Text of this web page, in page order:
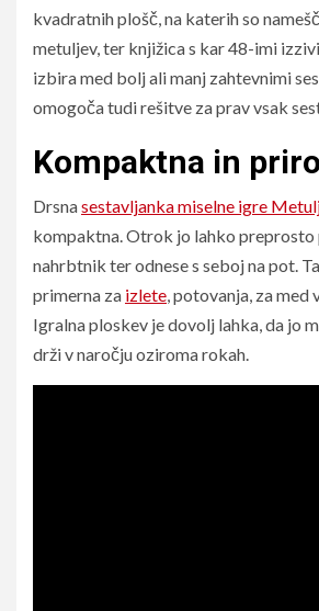
kvadratnih plošč, na katerih so
metuljev, ter knjižica s kar 48-imi
izbira med bolj ali manj zahtevnimi
omogoča tudi rešitve za prav vsak
Kompaktna in
Drsnasestavljanka miselne igre
kompaktna. Otrok jo lahko preprosto
nahrbtnik ter odnese s seboj na pot.
primerna za izlete , potovanja, za med
Igralna ploskev je dovolj lahka, da jo
drži v naročju oziroma rokah.